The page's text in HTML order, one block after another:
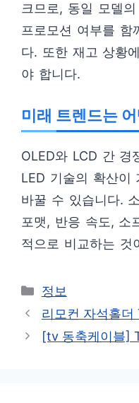
크므로, 동일 모델
프로모션 여부를 함
다. 또한 재고 상황
야 합니다.
미래 트렌드는
OLED와 LCD 간 경
LED 기술의 확산이
바꿀 수 있습니다.
포맷, 반응 속도, 소
적으로 비교하는 것
카
테
리
정보
리모컨 자석홀더
[tv 동축케이블]